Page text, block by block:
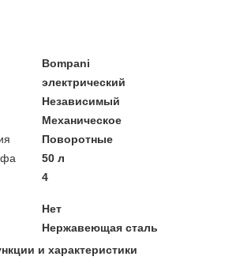
Bompani
электрический
Независимый
Механическое
Поворотные
50 л
4
Нет
Нержавеющая сталь
и характеристики